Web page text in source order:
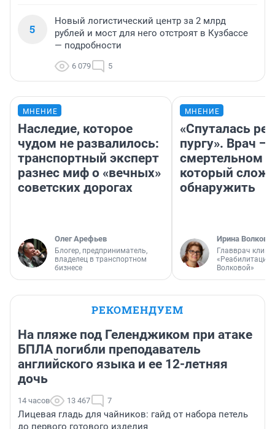
5
Новый логистический центр за 2 млрд
рублей и мост для него отстроят в Кузбассе
— подробности
6 079 5
МНЕНИЕ
Наследие, которое
чудом не развалилось:
транспортный эксперт
разнес миф о «вечных»
советских дорогах
Олег Арефьев
Блогер, предприниматель,
владелец в транспортном
бизнесе
МНЕНИЕ
«Спуталась
пургу». Врач —
смертельном
который
обнаружить
Ирина Волкова
Главврач
«Реабилитация
Волковой»
РЕКОМЕНДУЕМ
На пляже под Геленджиком при атаке
БПЛА погибли преподаватель
английского языка и ее 12-летняя
дочь
14 часов 13 467 7
Лицевая гладь для чайников: гайд от набора петель
до первого готового изделия